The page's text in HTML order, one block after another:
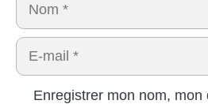
E-
mail
Enregistrer mon nom,